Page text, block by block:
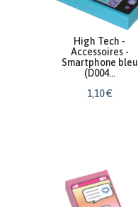
High Tech -
Accessoires -
Smartphone bleu
(D004...
1,10 €